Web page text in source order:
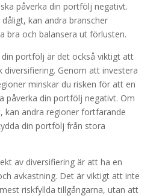
påverka din portfölj negativt.
kan andra branscher
bra och balansera ut förlusten.
din portfölj är det också viktigt att
diversifiering. Genom att investera
minskar du risken för att en
påverka din portfölj negativt. Om
kan andra regioner fortfarande
din portfölj från stora
av diversifiering är att ha en
avkastning. Det är viktigt att inte
riskfyllda tillgångarna, utan att